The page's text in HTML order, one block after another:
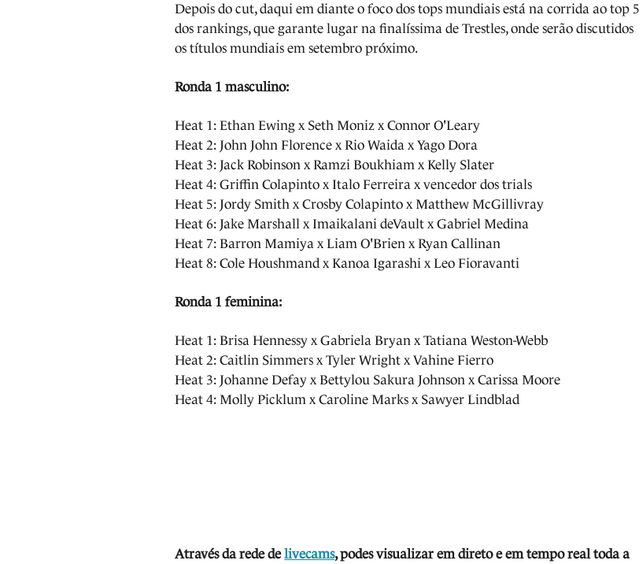
Depois do cut, daqui em diante o foco dos tops mundiais está na corrida ao top 5
dos rankings, que garante lugar na finalíssima de Trestles, onde serão discutidos
os títulos mundiais em setembro próximo.
Ronda 1 masculino:
Heat 1: Ethan Ewing x Seth Moniz x Connor O'Leary
Heat 2: John John Florence x Rio Waida x Yago Dora
Heat 3: Jack Robinson x Ramzi Boukhiam x Kelly Slater
Heat 4: Griffin Colapinto x Italo Ferreira x vencedor dos trials
Heat 5: Jordy Smith x Crosby Colapinto x Matthew McGillivray
Heat 6: Jake Marshall x Imaikalani deVault x Gabriel Medina
Heat 7: Barron Mamiya x Liam O'Brien x Ryan Callinan
Heat 8: Cole Houshmand x Kanoa Igarashi x Leo Fioravanti
Ronda 1 feminina:
Heat 1: Brisa Hennessy x Gabriela Bryan x Tatiana Weston-Webb
Heat 2: Caitlin Simmers x Tyler Wright x Vahine Fierro
Heat 3: Johanne Defay x Bettylou Sakura Johnson x Carissa Moore
Heat 4: Molly Picklum x Caroline Marks x Sawyer Lindblad
Através da rede delivecams, podes visualizar em direto e em tempo real toda a